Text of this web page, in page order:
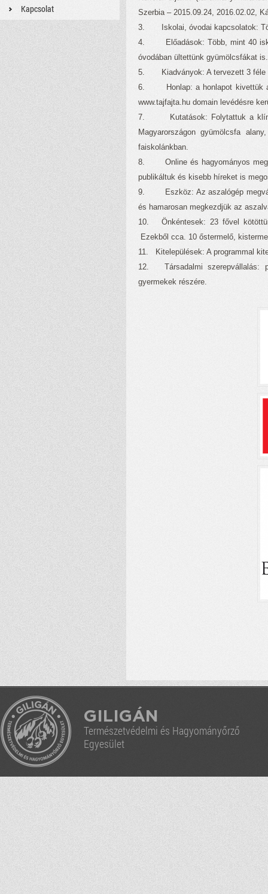
Kapcsolat
Szerbia – 2015.09.24, 2016.02.02,
3. Iskolai, óvodai kapcsolatok:
4. Előadások: Több, mint 40
óvodában ültettünk gyümölcsfákat is.
5. Kiadványok: A tervezett 3 féle
6. Honlap: a honlapot kivettük a
www.tajfajta.hu domain levédésre
7. Kutatások: Folytattuk a
Magyarországon gyümölcsfa
faiskolánkban.
8. Online és hagyományos
publikáltuk és kisebb híreket is
9. Eszköz: Az aszalógép
és hamarosan megkezdjük az
10. Önkéntesek: 23 fővel
Ezekből cca. 10 őstermelő,
11. Kitelepülések: A programmal
12. Társadalmi szerepvállalás:
gyermekek részére.
GILIGÁN
Természetvédelmi és Hagyományőrző
Egyesület